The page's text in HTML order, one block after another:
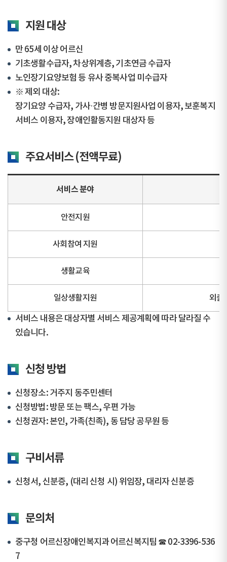
지원 대상
만 65세 이상 어르신
기초생활수급자, 차상위계층, 기초연금 수급자
노인장기요양보험 등 유사 중복사업 미수급자
※ 제외 대상:
장기요양 수급자, 가사·간병 방문지원사업 이용자, 보훈복지
서비스 이용자, 장애인활동지원 대상자 등
주요서비스 (전액무료)
서비스 분야
안전지원
사회참여 지원
생활교육
일상생활지원 외출
서비스 내용은 대상자별 서비스 제공계획에 따라 달라질 수
있습니다.
신청 방법
신청장소: 거주지 동주민센터
신청방법: 방문 또는 팩스, 우편 가능
신청권자: 본인, 가족(친족), 동 담당 공무원 등
구비서류
신청서, 신분증, (대리 신청 시) 위임장, 대리자 신분증
문의처
중구청 어르신장애인복지과 어르신복지팀 ☎ 02-3396-536
7